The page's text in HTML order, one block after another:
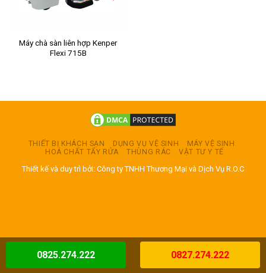
Máy chà sàn liên hợp Kenper
Flexi 715B
THIẾT BỊ KHÁCH SẠN DỤNG VỤ VỆ SINH
MÁY VỆ SINH
HOÁ CHẤT TẨY RỬA
THÙNG RÁC VẬT TƯ Y TẾ
Thiết kế và duy trì bởi: Công ty TNHH Thương Mại và Dịch Vụ R.O.C
0825.274.222 0827.274.222